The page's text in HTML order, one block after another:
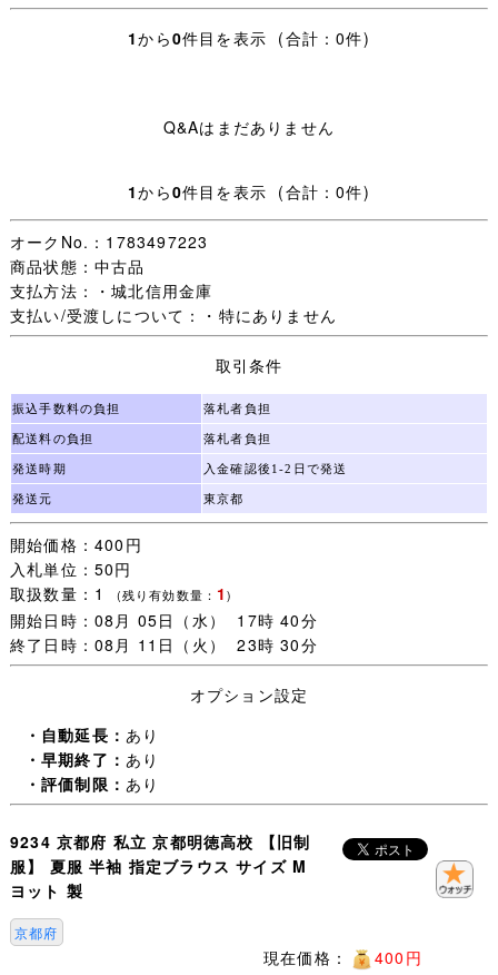
実寸サイズ/ 着丈約68cm、身幅約48cm、肩幅約41cm、
状態 / 特に問題なく着用可能です。
★記名のあるモザイクについて
女の子の苗字はオレンジ色、名前はピンク色、
男の子の苗字は青色、名前は水色のモザイクで加工してお
ります。
★ご要望にお応えし、シワの目立つ商品につきましては丁
寧にアイロンをかけ、できる限りシワを取った状態で出品
しております。
■配送方法■
①と②からお選びいただけます。
①クリックポスト（1品）
全国一律１８５円
※同梱について、クリックポストの商品 + 佐川急便の商
品の同梱は、佐川急便に同梱して発送するため、送料は佐
川急便の料金が適用されます。
算出し、ご案内いたします。
②佐川急便 飛脚宅配便
料金は下記からお調べください。
料金表は[こちら]
※佐川急便営業所留め承ります。
※四国の一部の地域や九州の一部の地域、北海道の一部の
1から0件目を表示 (合計：0件)
Q&Aはまだありません
1から0件目を表示 (合計：0件)
オークNo.：1783497223
商品状態：中古品
支払方法：・城北信用金庫
支払い/受渡しについて：・特にありません
取引条件
振込手数料の負担 落札者負担
配送料の負担 落札者負担
発送時期 入金確認後1-2日で発送
発送元 東京都
開始価格：400円
入札単位：50円
取扱数量：1
(残り有効数量： 1)
開始日時：08月 05日（水） 17時 40分
終了日時：08月 11日（火） 23時 30分
オプション設定
・自動延長： あり
・早期終了： あり
・評価制限： あり
9234 京都府 私立 京都明徳高校 【旧制
服】 夏服 半袖 指定ブラウス サイズ M
ヨット 製
京都府
現在価格： 400円